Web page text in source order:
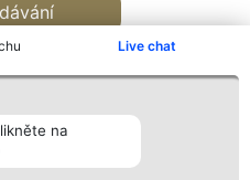
Live chat
na